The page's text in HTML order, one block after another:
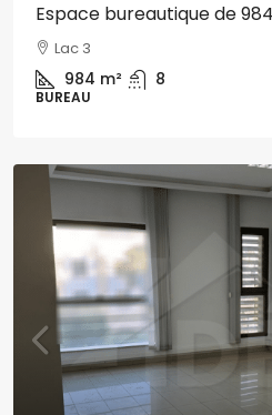
Espace bureautique de
Lac 3
984 m² 8
BUREAU